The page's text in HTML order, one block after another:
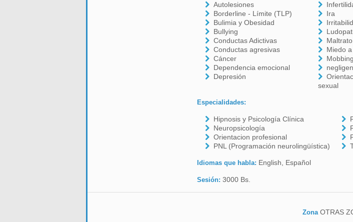
Autolesiones
Borderline - Límite (TLP)
Bulimia y Obesidad
Bullying
Conductas Adictivas
Conductas agresivas
Cáncer
Dependencia emocional
Depresión
Ira
Maltrato
Miedo
sexual
Especialidades:
Hipnosis y Psicología Clínica
Neuropsicología
Orientacion profesional
PNL (Programación neurolingüística)
Idiomas que habla: English, Español
Sesión: 3000 Bs.
Zona OTRAS